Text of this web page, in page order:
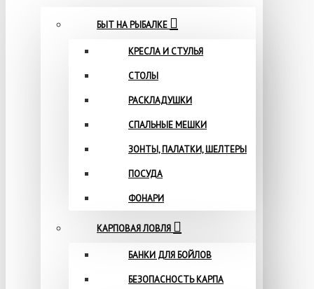
БЫТ НА РЫБАЛКЕ
КРЕСЛА И СТУЛЬЯ
СТОЛЫ
РАСКЛАДУШКИ
СПАЛЬНЫЕ МЕШКИ
ЗОНТЫ, ПАЛАТКИ, ШЕЛТЕРЫ
ПОСУДА
ФОНАРИ
КАРПОВАЯ ЛОВЛЯ
БАНКИ ДЛЯ БОЙЛОВ
БЕЗОПАСНОСТЬ КАРПА